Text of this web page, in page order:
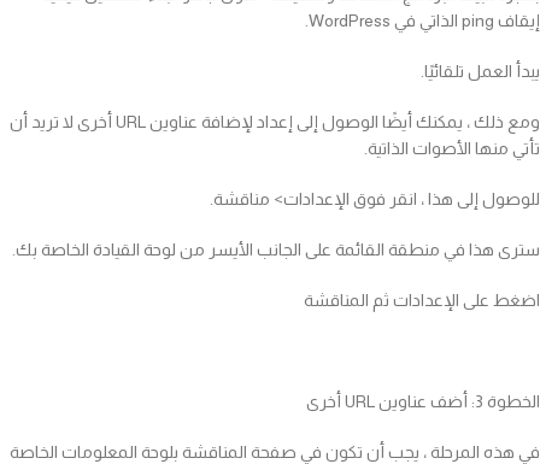
إيقاف ping الذاتي في WordPress.
يبدأ العمل تلقائيًا.
ومع ذلك ، يمكنك أيضًا الوصول إلى إعداد لإضافة عناوين URL أخرى لا تريد أن
تأتي منها الأصوات الذاتية.
للوصول إلى هذا ، انقر فوق الإعدادات> مناقشة.
سترى هذا في منطقة القائمة على الجانب الأيسر من لوحة القيادة الخاصة بك.
اضغط على الإعدادات ثم المناقشة
الخطوة 3: أضف عناوين URL أخرى
في هذه المرحلة ، يجب أن تكون في صفحة المناقشة بلوحة المعلومات الخاصة